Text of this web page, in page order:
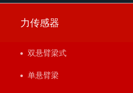
力传感器
双悬臂梁式
单悬臂梁